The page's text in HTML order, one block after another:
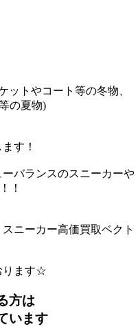
ットやコート等の冬物、
の夏物)
す！
バランスのスニーカーや
！
ニーカー高価買取ベクト
ります☆
方は
います